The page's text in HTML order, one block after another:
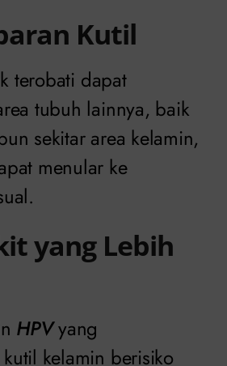
Kutil
terobati dapat
tubuh lainnya, baik
sekitar area kelamin,
menular ke
yang Lebih
HPVyang
kelamin berisiko